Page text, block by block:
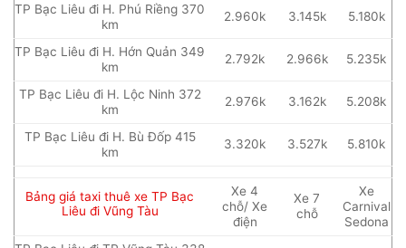
TP Bạc Liêu đi H. Phú Riềng 370
km
2.960k 3.145k 5.180k
TP Bạc Liêu đi H. Hớn Quản 349
km
2.792k 2.966k 5.235k
TP Bạc Liêu đi H. Lộc Ninh 372
km
2.976k 3.162k 5.208k
TP Bạc Liêu đi H. Bù Đốp 415
km
3.320k 3.527k 5.810k
Bảng giá taxi thuê xe TP Bạc
Liêu đi Vũng Tàu
Xe 4
chỗ/ Xe
điện
Xe 7
chỗ
Xe
Carnival
Sedona